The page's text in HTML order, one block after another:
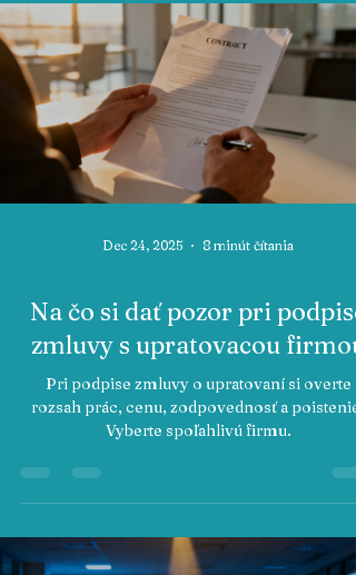
Dec 24, 2025 8 minút čítania
Na čo si dať pozor pri podpise
zmluvy s upratovacou firmou
Pri podpise zmluvy o upratovaní si overte
rozsah prác, cenu, zodpovednosť a poistenie.
Vyberte spoľahlivú firmu.